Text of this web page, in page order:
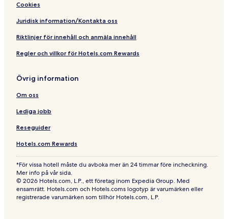
Cookies
Juridisk information/Kontakta oss
Riktlinjer för innehåll och anmäla innehåll
Regler och villkor för Hotels.com Rewards
Övrig information
Om oss
Lediga jobb
Reseguider
Hotels.com Rewards
*För vissa hotell måste du avboka mer än 24 timmar före incheckning.
Mer info på vår sida.
© 2026 Hotels.com, L.P., ett företag inom Expedia Group. Med
ensamrätt. Hotels.com och Hotels.coms logotyp är varumärken eller
registrerade varumärken som tillhör Hotels.com, L.P.